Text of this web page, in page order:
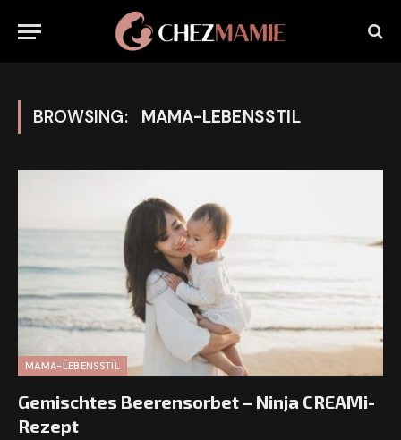
BROWSING: MAMA-LEBENSSTIL
MAMA-LEBENSSTIL
Gemischtes Beerensorbet – Ninja CREAMi-
Rezept